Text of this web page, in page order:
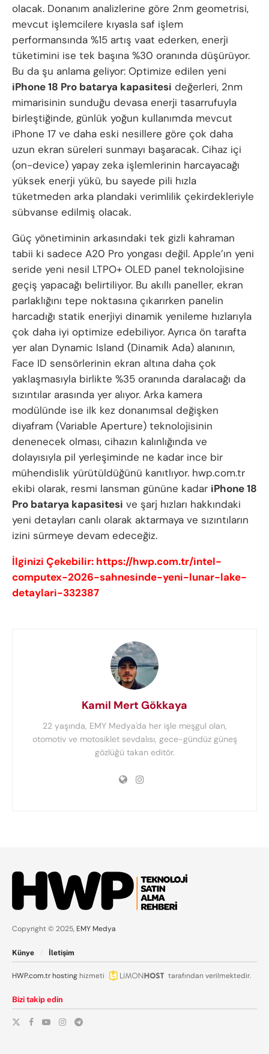
olacak. Donanım analizlerine göre 2nm geometrisi,
mevcut işlemcilere kıyasla saf işlem
performansında %15 artış vaat ederken, enerji
tüketimini ise tek başına %30 oranında düşürüyor.
Bu da şu anlama geliyor: Optimize edilen yeni
iPhone 18 Pro batarya kapasitesi değerleri, 2nm
mimarisinin sunduğu devasa enerji tasarrufuyla
birleştiğinde, günlük yoğun kullanımda mevcut
iPhone 17 ve daha eski nesillere göre çok daha
uzun ekran süreleri sunmayı başaracak. Cihaz içi
(on-device) yapay zeka işlemlerinin harcayacağı
yüksek enerji yükü, bu sayede pili hızla
tüketmeden arka plandaki verimlilik çekirdekleriyle
sübvanse edilmiş olacak.
Güç yönetiminin arkasındaki tek gizli kahraman
tabii ki sadece A20 Pro yongası değil. Apple’ın yeni
seride yeni nesil LTPO+ OLED panel teknolojisine
geçiş yapacağı belirtiliyor. Bu akıllı paneller, ekran
parlaklığını tepe noktasına çıkarırken panelin
harcadığı statik enerjiyi dinamik yenileme hızlarıyla
çok daha iyi optimize edebiliyor. Ayrıca ön tarafta
yer alan Dynamic Island (Dinamik Ada) alanının,
Face ID sensörlerinin ekran altına daha çok
yaklaşmasıyla birlikte %35 oranında daralacağı da
sızıntılar arasında yer alıyor. Arka kamera
modülünde ise ilk kez donanımsal değişken
diyafram (Variable Aperture) teknolojisinin
denenecek olması, cihazın kalınlığında ve
dolayısıyla pil yerleşiminde ne kadar ince bir
mühendislik yürütüldüğünü kanıtlıyor. hwp.com.tr
ekibi olarak, resmi lansman gününe kadar iPhone 18
Pro batarya kapasitesi ve şarj hızları hakkındaki
yeni detayları canlı olarak aktarmaya ve sızıntıların
izini sürmeye devam edeceğiz.
İlginizi Çekebilir: https://hwp.com.tr/intel-
computex-2026-sahnesinde-yeni-lunar-lake-
detaylari-332387
Kamil Mert Gökkaya
22 yaşında, EMY Medya'da her işle meşgul olan,
otomotiv ve motosiklet sevdalısı, gece-gündüz güneş
gözlüğü takan editör.
Copyright © 2025, EMY Medya
Künye İletişim
HWP.com.trhosting hizmeti tarafından verilmektedir.
Bizi takip edin